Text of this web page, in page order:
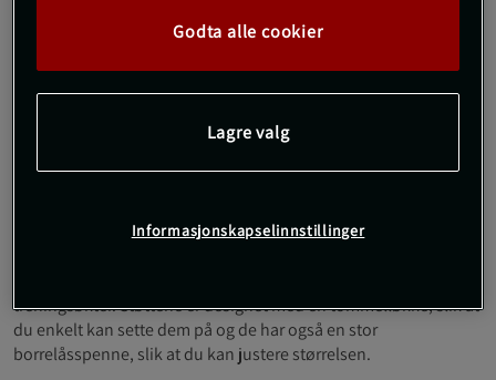
Robuste Wrist Wraps Pro fra Gorilla Wear er
Høy elastisitet som gir god støtte
Utstyrt med en løkke for tommelen
Produsert i slitesterkt materiale
Wrist Wraps Pro fra Gorilla Wear er et par kraftige og slitesterke
treningsøkter. Støttene er designet med en tommelløkke, slik at
du enkelt kan sette dem på og de har også en stor
borrelåsspenne, slik at du kan justere størrelsen.
Godta alle cookier
Lagre valg
Informasjonskapselinnstillinger